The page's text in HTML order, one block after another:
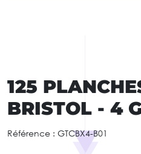
125
BRISTOL - 4
Référence : GTCBX4-B01